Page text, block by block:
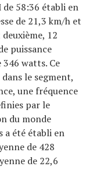
58:36 établi en
de 21,3 km/h et
12
puissance
watts. Ce
le segment,
une fréquence
par le
du monde
a été établi en
de 428
de 22,6